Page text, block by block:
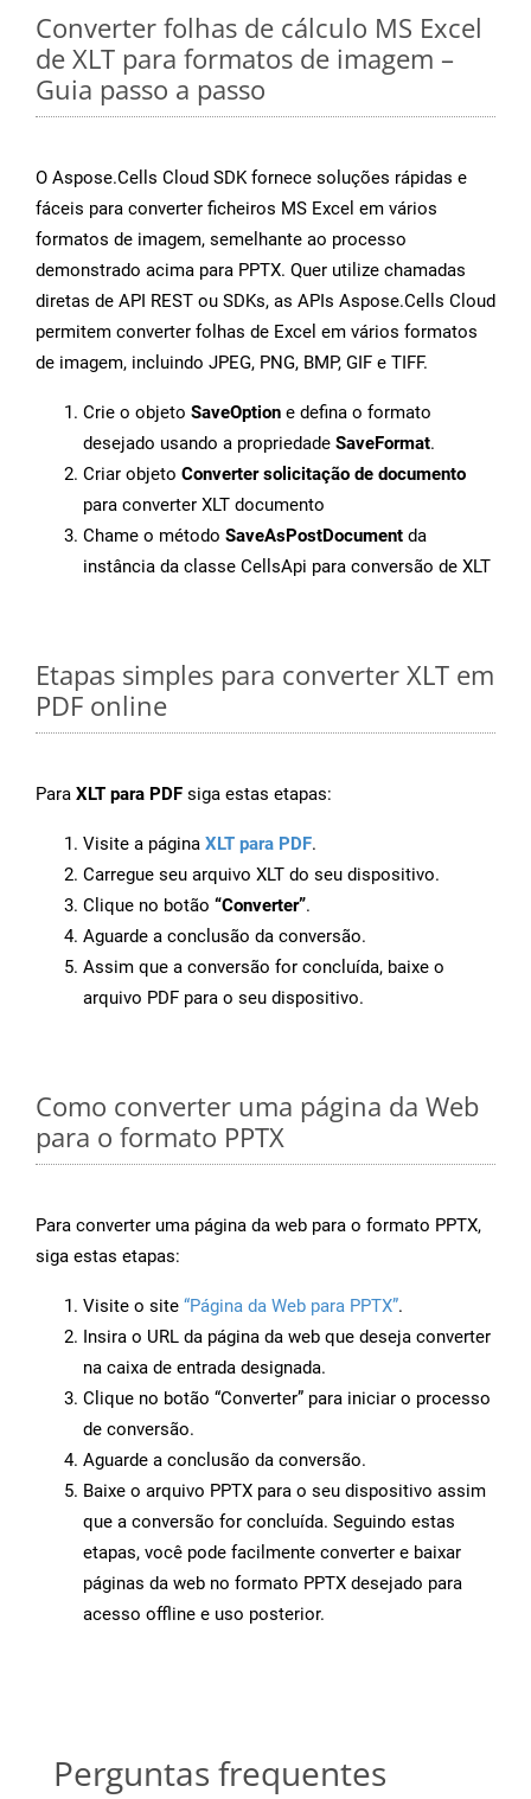
Converter folhas de cálculo MS Excel
de XLT para formatos de imagem –
Guia passo a passo
O Aspose.Cells Cloud SDK fornece soluções rápidas e
fáceis para converter ficheiros MS Excel em vários
formatos de imagem, semelhante ao processo
demonstrado acima para PPTX. Quer utilize chamadas
diretas de API REST ou SDKs, as APIs Aspose.Cells Cloud
permitem converter folhas de Excel em vários formatos
de imagem, incluindo JPEG, PNG, BMP, GIF e TIFF.
Crie o objeto SaveOption e defina o formato
desejado usando a propriedade SaveFormat.
Criar objeto Converter solicitação de documento
para converter XLT documento
Chame o método SaveAsPostDocument da
instância da classe CellsApi para conversão de XLT
Etapas simples para converter XLT em
PDF online
Para XLT para PDF siga estas etapas:
Visite a página XLT para PDF.
Carregue seu arquivo XLT do seu dispositivo.
Clique no botão “Converter”.
Aguarde a conclusão da conversão.
Assim que a conversão for concluída, baixe o
arquivo PDF para o seu dispositivo.
Como converter uma página da Web
para o formato PPTX
Para converter uma página da web para o formato PPTX,
siga estas etapas:
Visite o site “Página da Web para PPTX”.
Insira o URL da página da web que deseja converter
na caixa de entrada designada.
Clique no botão “Converter” para iniciar o processo
de conversão.
Aguarde a conclusão da conversão.
Baixe o arquivo PPTX para o seu dispositivo assim
que a conversão for concluída. Seguindo estas
etapas, você pode facilmente converter e baixar
páginas da web no formato PPTX desejado para
acesso offline e uso posterior.
Perguntas frequentes